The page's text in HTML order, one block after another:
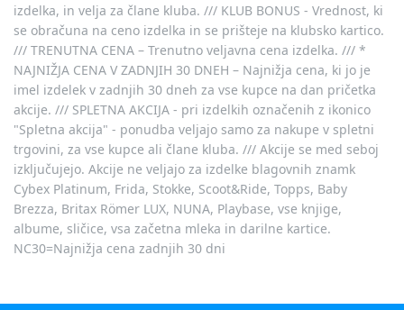
izdelka, in velja za člane kluba. /// KLUB BONUS - Vrednost, ki
se obračuna na ceno izdelka in se prišteje na klubsko kartico.
/// TRENUTNA CENA – Trenutno veljavna cena izdelka. /// *
NAJNIŽJA CENA V ZADNJIH 30 DNEH – Najnižja cena, ki jo je
imel izdelek v zadnjih 30 dneh za vse kupce na dan pričetka
akcije. /// SPLETNA AKCIJA - pri izdelkih označenih z ikonico
"Spletna akcija" - ponudba veljajo samo za nakupe v spletni
trgovini, za vse kupce ali člane kluba. /// Akcije se med seboj
izključujejo. Akcije ne veljajo za izdelke blagovnih znamk
Cybex Platinum, Frida, Stokke, Scoot&Ride, Topps, Baby
Brezza, Britax Römer LUX, NUNA, Playbase, vse knjige,
albume, sličice, vsa začetna mleka in darilne kartice.
NC30=Najnižja cena zadnjih 30 dni